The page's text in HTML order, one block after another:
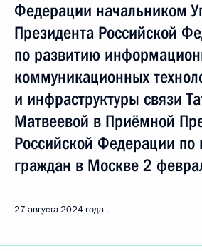
Федерации начальником
Президента Российской
по развитию
коммуникационных
и инфраструктуры связи
Матвеевой в Приёмной
Российской Федерации по
граждан в Москве 2
27 августа 2024 года